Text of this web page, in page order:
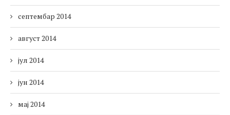
септембар 2014
август 2014
јул 2014
јун 2014
мај 2014